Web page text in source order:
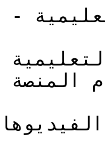
المنصة